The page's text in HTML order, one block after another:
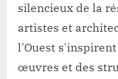
silencieux de la
artistes et
l'Ouest
œuvres et des